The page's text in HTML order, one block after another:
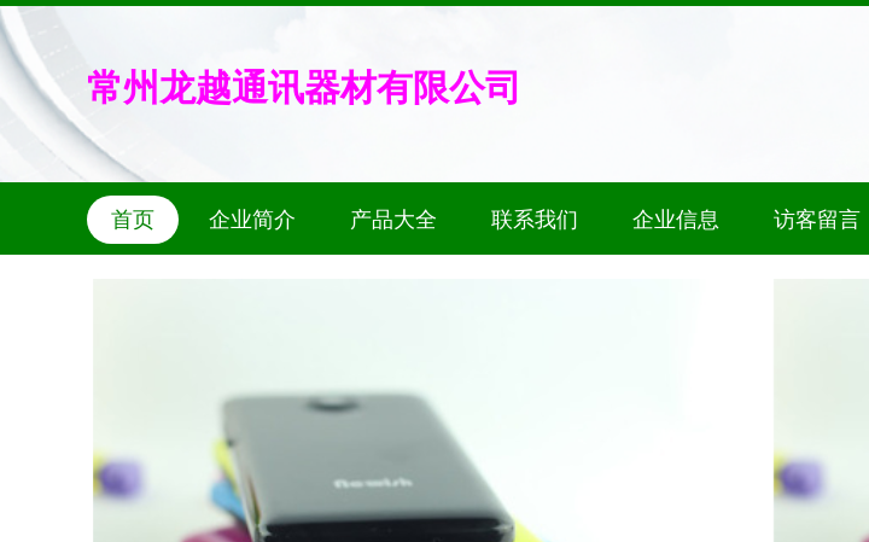
常州龙越通讯器材有限公司
首页 企业简介 产品大全 联系我们 企业信息 访客留言